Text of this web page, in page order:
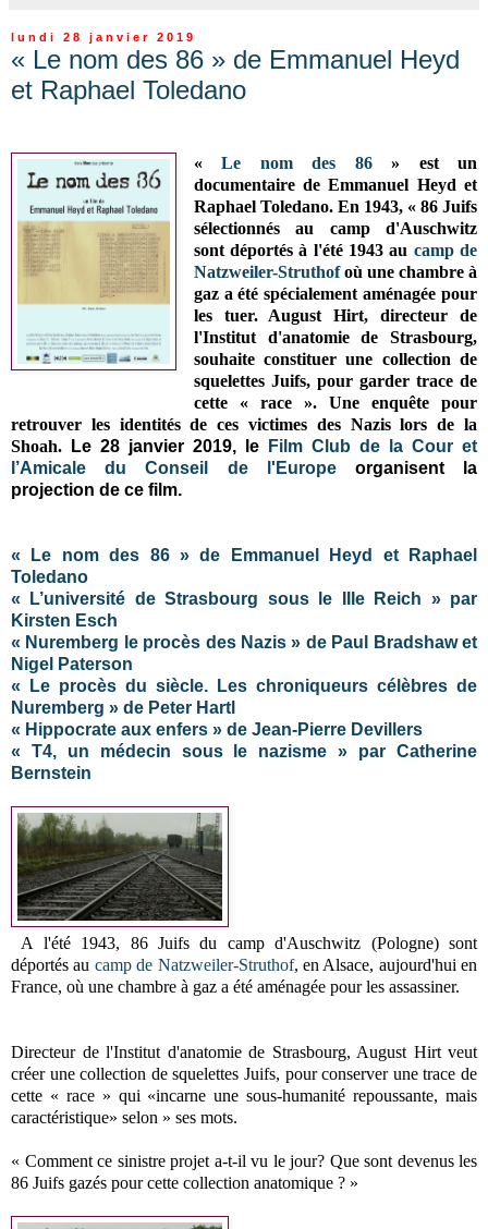
lundi 28 janvier 2019
« Le nom des 86 » de Emmanuel Heyd
et Raphael Toledano
«Le nom des 86» est un
documentaire de Emmanuel Heyd et
Raphael Toledano. En 1943, « 86 Juifs
sélectionnés au camp d'Auschwitz
sont déportés à l'été 1943 au camp de
Natzweiler-Struthofoù une chambre à
gaz a été spécialement aménagée pour
les tuer. August Hirt, directeur de
l'Institut d'anatomie de Strasbourg,
souhaite constituer une collection de
squelettes Juifs, pour garder trace de
cette « race ». Une enquête pour
retrouver les identités de ces victimes des Nazis lors de la
Shoah. Le 28 janvier 2019, le
Film Club de la Cour et
l’Amicale du Conseil de l'Europeorganisent la
projection de ce film.
« Le nom des 86 » de Emmanuel Heyd et Raphael
Toledano
« L’université de Strasbourg sous le IIIe Reich » par
Kirsten Esch
« Nuremberg le procès des Nazis » de Paul Bradshaw et
Nigel Paterson
« Le procès du siècle. Les chroniqueurs célèbres de
Nuremberg » de Peter Hartl
« Hippocrate aux enfers » de Jean-Pierre Devillers
« T4, un médecin sous le nazisme » par Catherine
Bernstein
A l'été 1943, 86 Juifs du camp d'Auschwitz (Pologne) sont
déportés au camp de Natzweiler-Struthof, en Alsace, aujourd'hui en
France, où une chambre à gaz a été aménagée pour les assassiner.
Directeur de l'Institut d'anatomie de Strasbourg, August Hirt veut
créer une collection de squelettes Juifs, pour conserver une trace de
cette « race » qui «incarne une sous-humanité repoussante, mais
caractéristique» selon » ses mots.
« Comment ce sinistre projet a-t-il vu le jour? Que sont devenus les
86 Juifs gazés pour cette collection anatomique ? »